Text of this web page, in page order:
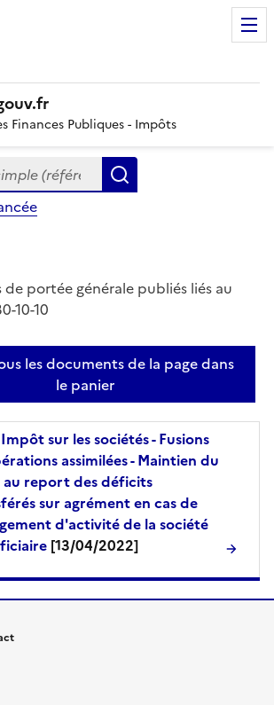
Finances Publiques - Impôts
(références, mots clés, partie du
de portée générale publiés liés au
10-10
les documents de la page dans
le panier
Impôt sur les sociétés - Fusions
assimilées - Maintien du
report des déficits
sur agrément en cas de
d'activité de la société
[13/04/2022]